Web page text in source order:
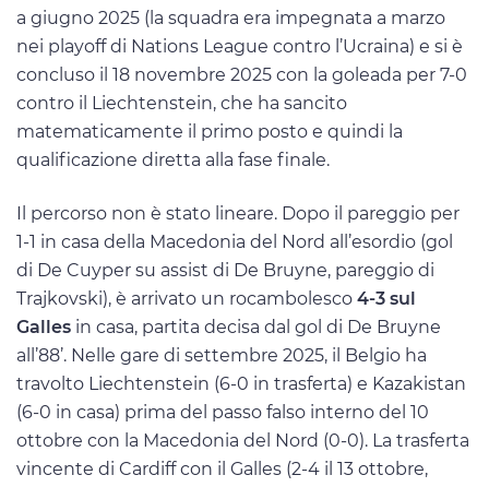
a giugno 2025 (la squadra era impegnata a marzo
nei playoff di Nations League contro l’Ucraina) e si è
concluso il 18 novembre 2025 con la goleada per 7-0
contro il Liechtenstein, che ha sancito
matematicamente il primo posto e quindi la
qualificazione diretta alla fase finale.
Il percorso non è stato lineare. Dopo il pareggio per
1-1 in casa della Macedonia del Nord all’esordio (gol
di De Cuyper su assist di De Bruyne, pareggio di
Trajkovski), è arrivato un rocambolesco 4-3 sul
Galles in casa, partita decisa dal gol di De Bruyne
all’88’. Nelle gare di settembre 2025, il Belgio ha
travolto Liechtenstein (6-0 in trasferta) e Kazakistan
(6-0 in casa) prima del passo falso interno del 10
ottobre con la Macedonia del Nord (0-0). La trasferta
vincente di Cardiff con il Galles (2-4 il 13 ottobre,